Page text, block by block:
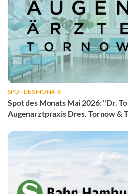
SPOT DES MONATS
Spot des Monats Mai 2026: "Dr.
Augenarztpraxis Dres. Tornow &